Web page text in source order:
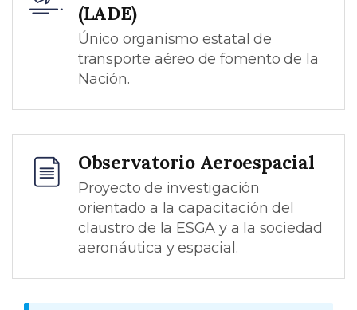
(LADE)
Único organismo estatal de
transporte aéreo de fomento de la
Nación.
Observatorio Aeroespacial
Proyecto de investigación
orientado a la capacitación del
claustro de la ESGA y a la sociedad
aeronáutica y espacial.